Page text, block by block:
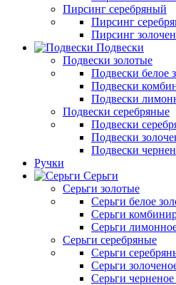
Пирсинг серебряный
Пирсинг
Пирсинг
Подвески
Подвески золотые
Подвески белое
Подвески
Подвески
Подвески серебряные
Подвески
Подвески
Подвески
Ручки
Серьги
Серьги золотые
Серьги белое
Серьги
Серьги
Серьги серебряные
Серьги
Серьги
Серьги черненое